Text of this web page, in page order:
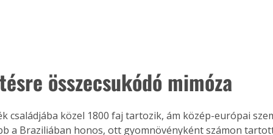
Gyógyító növények: a
természet kincsei az
összecsukódó mimóza
családjába közel 1800 faj tartozik, ám közép-európai
a Braziliában honos, ott gyomnövényként számon